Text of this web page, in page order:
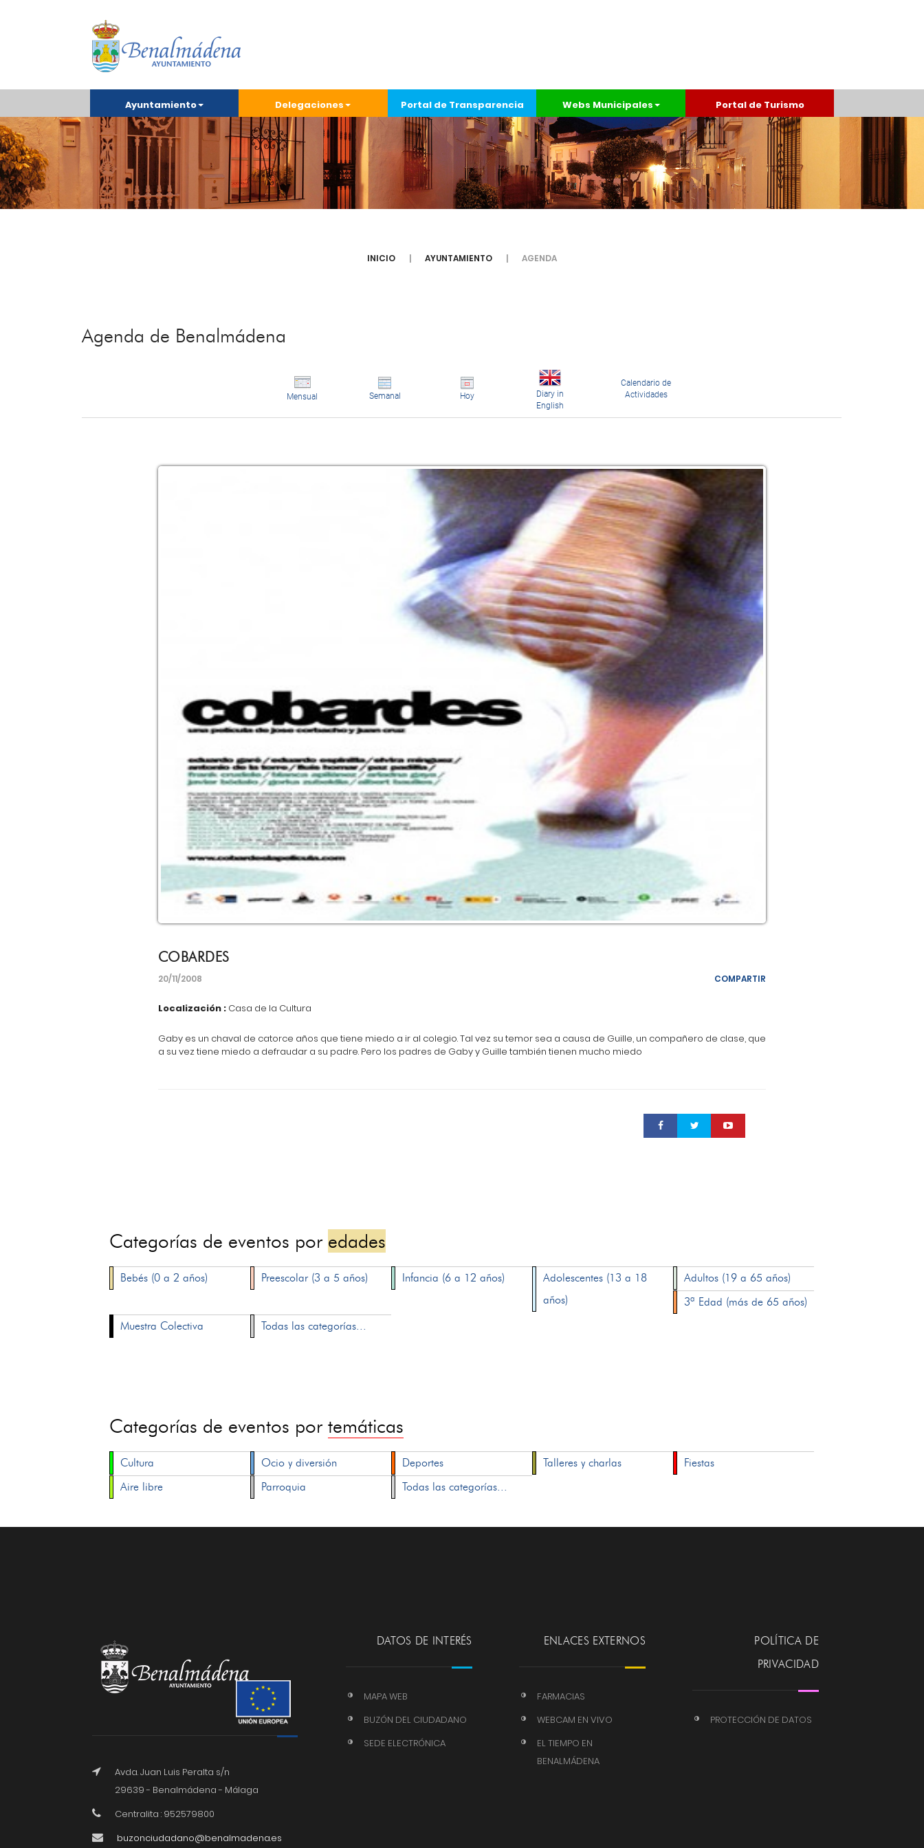
Ayuntamiento Delegaciones Portal de Transparencia Webs Municipales Portal de Turismo
INICIO AYUNTAMIENTO AGENDA
Agenda de Benalmádena
Mensual Semanal Hoy
Diary in
English
Calendario de
Actividades
COBARDES
20/11/2008 COMPARTIR
Localización :Casa de la Cultura
Gaby es un chaval de catorce años que tiene miedo a ir al colegio. Tal vez su temor sea a causa de Guille, un compañero de clase, que
a su vez tiene miedo a defraudar a su padre. Pero los padres de Gaby y Guille también tienen mucho miedo
Categorías de eventos por edades
Bebés (0 a 2 años) Preescolar (3 a 5 años) Infancia (6 a 12 años)
Adolescentes (13 a 18
años)
Adultos (19 a 65 años)
3ª Edad (más de 65 años)
Muestra Colectiva
Todas las categorías...
Categorías de eventos portemáticas
Cultura Ocio y diversión Deportes Talleres y charlas
Fiestas
Aire libre
Parroquia Todas las categorías...
Avda. Juan Luis Peralta s/n
29639 - Benalmádena - Málaga
Centralita : 952579800
buzonciudadano@benalmadena.es
DATOS DE INTERÉS
MAPA WEB
BUZÓN DEL CIUDADANO
SEDE ELECTRÓNICA
ENLACES EXTERNOS
FARMACIAS
WEBCAM EN VIVO
EL TIEMPO EN
BENALMÁDENA
POLÍTICA DE
PRIVACIDAD
PROTECCIÓN DE DATOS